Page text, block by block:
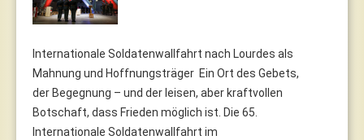
Internationale Soldatenwallfahrt nach Lourdes als
Mahnung und Hoffnungsträger Ein Ort des Gebets,
der Begegnung – und der leisen, aber kraftvollen
Botschaft, dass Frieden möglich ist. Die 65.
Internationale Soldatenwallfahrt im